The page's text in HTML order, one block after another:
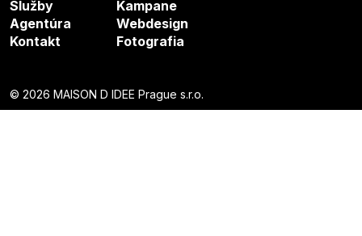
Služby
Agentúra
Kontakt
Kampane
Webdesign
Fotografia
© 2026 MAISON D IDEE Prague s.r.o.